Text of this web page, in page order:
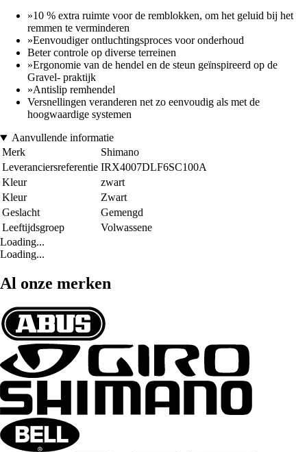
»10 % extra ruimte voor de remblokken, om het geluid bij het
remmen te verminderen
»Eenvoudiger ontluchtingsproces voor onderhoud
Beter controle op diverse terreinen
»Ergonomie van de hendel en de steun geïnspireerd op de
Gravel- praktijk
»Antislip remhendel
Versnellingen veranderen net zo eenvoudig als met de
hoogwaardige systemen
Aanvullende informatie
Merk
Shimano
Leveranciersreferentie IRX4007DLF6SC100A
Kleur
zwart
Kleur
Zwart
Geslacht
Gemengd
Leeftijdsgroep
Volwassene
Loading...
Loading...
Al onze merken